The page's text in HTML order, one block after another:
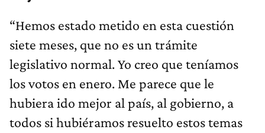
“Hemos estado metido en esta cuestión
siete meses, que no es un trámite
legislativo normal. Yo creo que teníamos
los votos en enero. Me parece que le
hubiera ido mejor al país, al gobierno, a
todos si hubiéramos resuelto estos temas